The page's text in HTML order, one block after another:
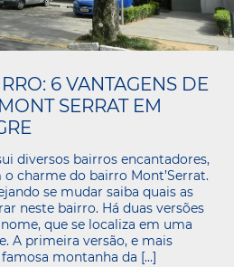
6 VANTAGENS DE
SERRAT EM
diversos bairros encantadores,
charme do bairro Mont’Serrat.
se mudar saiba quais as
neste bairro. Há duas versões
que se localiza em uma
A primeira versão, e mais
montanha da […]